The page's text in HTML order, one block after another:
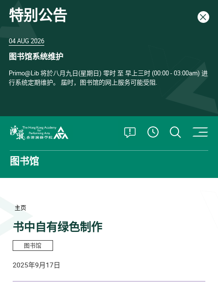
特别公告 关闭
04 AUG 2026
图书馆系统维护
Primo@Lib 将於八月九日(星期日) 零时 至 早上三时 (00:00 - 03:00am) 进
行系统定期维护。 届时，图书馆的网上服务可能受阻.
打开特别公告
查看開放時
打开
图书馆
主页
书中自有绿色制作
图书馆
2025年9月17日